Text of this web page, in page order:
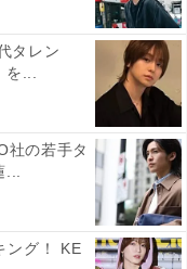
の2人と、同い年
れるラブコメディ
春時代が描かれて
生から活躍する和
人とはまったく別
る事故をきっかけ
タレン
...
社の若手タ
ング！ KE